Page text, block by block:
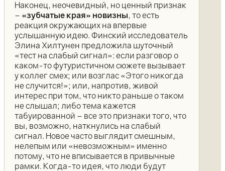
Наконец, неочевидный, но ценный признак
– «зубчатые края» новизны, то есть
реакция окружающих на впервые
услышанную идею. Финский исследователь
Элина Хилтунен предложила шуточный
«тест на слабый сигнал»: если разговор о
каком-то футуристичном сюжете вызывает
у коллег смех; или возглас «Этого никогда
не случится!»; или, напротив, живой
интерес при том, что никто раньше о таком
не слышал; либо тема кажется
табуированной – все это признаки того, что
вы, возможно, наткнулись на слабый
сигнал. Новое часто выглядит смешным,
нелепым или «невозможным» именно
потому, что не вписывается в привычные
рамки. Когда-то идея, что люди будут